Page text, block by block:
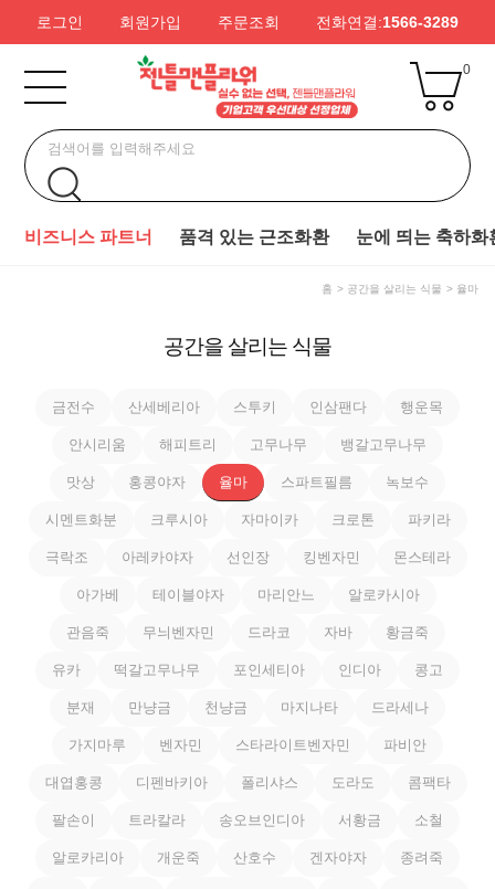
로그인 회원가입 주문조회 전화연결:1566-3289
0
비즈니스 파트너 품격 있는 근조화환 눈에 띄는 축하화
홈 공간을 살리는 식물 율마
공간을 살리는 식물
금전수 산세베리아 스투키 인삼팬다 행운목
안시리움 해피트리 고무나무 뱅갈고무나무
맛상 홍콩야자 율마 스파트필름 녹보수
시멘트화분 크루시아 자마이카 크로톤 파키라
극락조 아레카야자 선인장 킹벤자민 몬스테라
아가베 테이블야자 마리안느 알로카시아
관음죽 무늬벤자민 드라코 자바 황금죽
유카 떡갈고무나무 포인세티아 인디아 콩고
분재 만냥금 천냥금 마지나타 드라세나
가지마루 벤자민 스타라이트벤자민 파비안
대엽홍콩 디펜바키아 폴리샤스 도라도 콤팩타
팔손이 트라칼라 송오브인디아 서황금 소철
알로카리아 개운죽 산호수 겐자야자 종려죽